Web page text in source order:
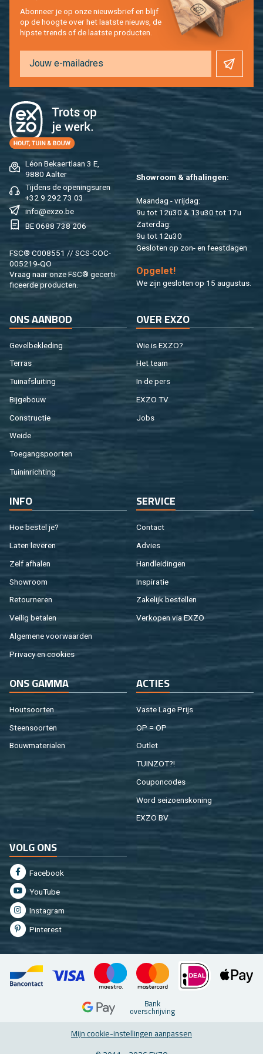
Léon Be­kaert­laan 3 E,
9880 Aal­ter
Tij­dens de ope­nings­uren
+32 9 292 73 03
info@​exzo.​be
BE 0688 738 206
FSC® C008551 // SCS-COC-
005219-QO
Vraag naar onze FSC® ge­cer­ti­
fi­ceer­de pro­duc­ten.
Show­room & af­ha­lin­gen:
Maan­dag - vrij­dag:
9u tot 12u30 & 13u30 tot 17u
Za­ter­dag:
9u tot 12u30
Ge­slo­ten op zon- en feest­da­gen
Op­ge­let!
We zijn ge­slo­ten op 15 au­gus­tus.
Abon­neer je op onze nieuws­brief en blijf
op de hoog­te over het laat­ste nieuws, de
hip­s­te trends of de laat­ste pro­duc­ten.
ONS AAN­BOD
Ge­vel­be­kle­ding
Ter­ras
Tuin­af­slui­ting
Bij­ge­bouw
Con­struc­tie
Weide
Toe­gangs­poor­ten
Tuin­in­rich­ting
OVER EXZO
Wie is EXZO?
Het team
In de pers
EXZO TV
Jobs
INFO
Hoe be­stel je?
Laten le­ve­ren
Zelf af­ha­len
Show­room
Re­tour­ne­ren
Vei­lig be­ta­len
Al­ge­me­ne voor­waar­den
Pri­va­cy en coo­kies
SER­VI­CE
Con­tact
Ad­vies
Hand­lei­din­gen
In­spi­ra­tie
Za­ke­lijk be­stel­len
Ver­ko­pen via EXZO
ONS GAMMA
Hout­soor­ten
Steen­soor­ten
Bouw­ma­te­ri­a­len
AC­TIES
Vaste Lage Prijs
OP = OP
Out­let
TUIN­ZOT?!
Cou­pon­co­des
Word sei­zoens­ko­ning
EXZO BV
VOLG ONS
Fa­cebook
You­Tu­be
In­st­agram
Pin­te­rest
Bank
over­schrij­ving
Mijn coo­kie-in­stel­lin­gen aan­pas­sen